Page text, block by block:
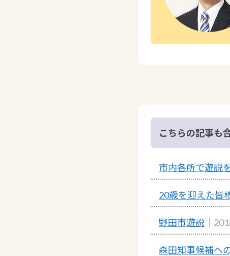
こちらの記事も
市内各所で遊説
20歳を迎えた皆
野田市遊説 ｜
森田知事候補へ